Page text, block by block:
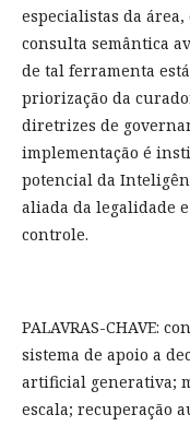
especialistas da
consulta semântica
de tal ferramenta
priorização da
diretrizes de
implementação é
potencial da
aliada da legalidade
controle.
PALAVRAS-CHAVE:
sistema de apoio a
artificial generativa;
escala; recuperação